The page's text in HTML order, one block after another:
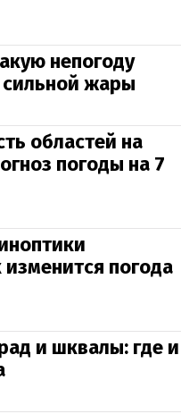
непогоду
сильной жары
областей на
погоды на 7
изменится погода
и шквалы: где и